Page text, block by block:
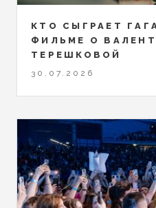
КТО СЫГРАЕТ
ФИЛЬМЕ О
ТЕРЕШКОВОЙ
30.07.2026